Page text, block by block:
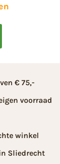
€ 75,-
voorraad
winkel
Sliedrecht